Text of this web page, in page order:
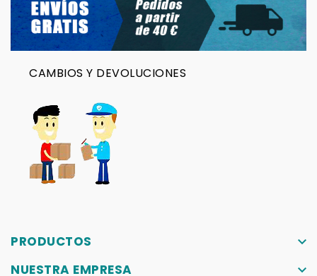
CAMBIOS Y DEVOLUCIONES
PRODUCTOS
keyboard_arrow_down
NUESTRA EMPRESA
keyboard_arrow_down